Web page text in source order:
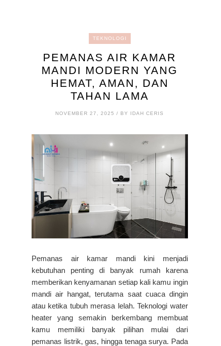
TEKNOLOGI
PEMANAS AIR KAMAR
MANDI MODERN YANG
HEMAT, AMAN, DAN
TAHAN LAMA
NOVEMBER 27, 2025 / BY IDAH CERIS
Pemanas air kamar mandi kini menjadi
kebutuhan penting di banyak rumah karena
memberikan kenyamanan setiap kali kamu ingin
mandi air hangat, terutama saat cuaca dingin
atau ketika tubuh merasa lelah. Teknologi water
heater yang semakin berkembang membuat
kamu memiliki banyak pilihan mulai dari
pemanas listrik, gas, hingga tenaga surya. Pada